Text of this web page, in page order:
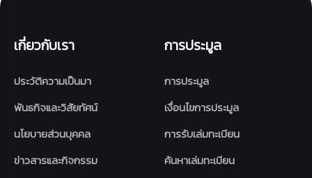
เกี่ยวกับเรา
ประวัติความเป็นมา
พันธกิจและวิสัยทัศน์
นโยบายส่วนบุคคล
ข่าวสารและกิจกรรม
การประมูล
การประมูล
เงื่อนไขการประมูล
การรับเล่มทะเบียน
ค้นหาเล่มทะเบียน